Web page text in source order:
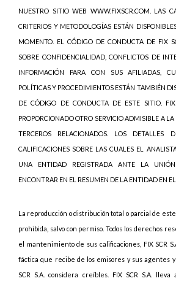
NUESTRO SITIO WEB WWW.FIXSCR.COM. LAS
CRITERIOS Y METODOLOGÍAS ESTÁN
MOMENTO. EL CÓDIGO DE CONDUCTA DE FIX
SOBRE CONFIDENCIALIDAD, CONFLICTOS DE
INFORMACIÓN PARA CON SUS AFILIADAS,
POLÍTICAS Y PROCEDIMIENTOS ESTÁN TAMBIÉN
DE CÓDIGO DE CONDUCTA DE ESTE SITIO.
PROPORCIONADO OTRO SERVICIO ADMISIBLE A
TERCEROS RELACIONADOS. LOS DETALLES
CALIFICACIONES SOBRE LAS CUALES EL
UNA ENTIDAD REGISTRADA ANTE LA UNIÓN
ENCONTRAR EN EL RESUMEN DE LA ENTIDAD EN
La reproducción o distribución total o parcial de
prohibida, salvo con permiso. Todos los derechos
el mantenimiento de sus calificaciones, FIX SCR
fáctica que recibe de los emisores y sus agentes
SCR S.A. considera creíbles. FIX SCR S.A.